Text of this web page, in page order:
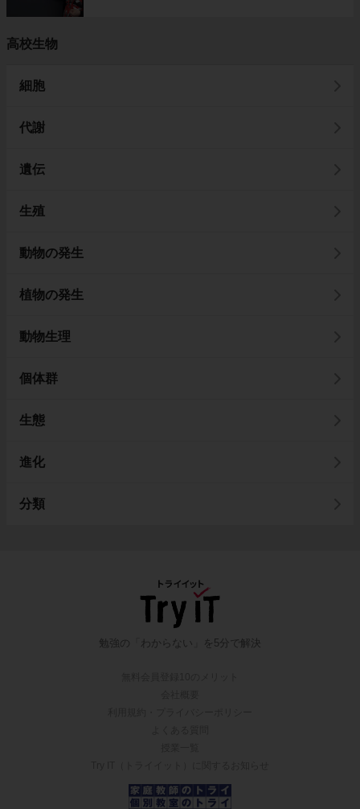
高校生物
細胞
代謝
遺伝
生殖
動物の発生
植物の発生
動物生理
個体群
生態
進化
分類
勉強の「わからない」を5分で解決